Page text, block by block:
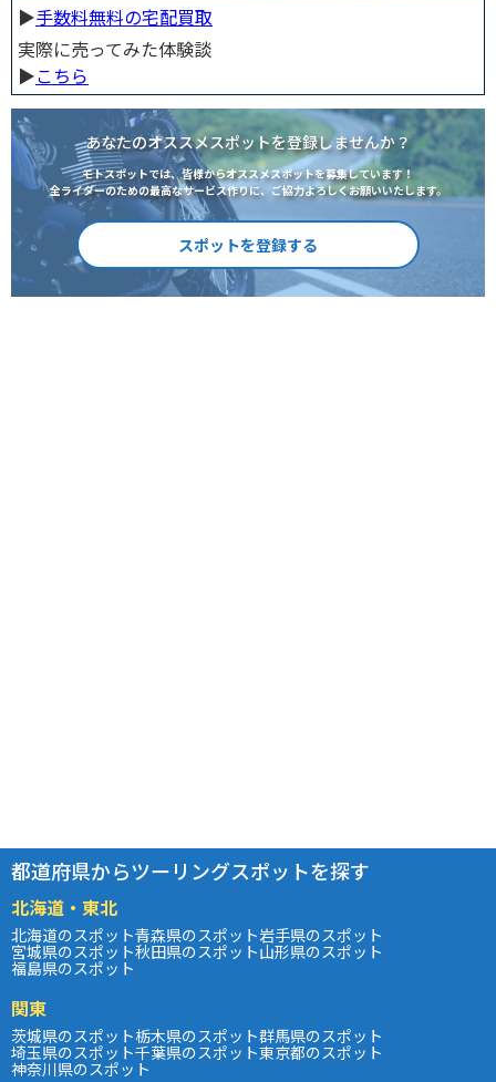
▶︎手数料無料の宅配買取
実際に売ってみた体験談
▶︎こちら
あなたのオススメスポットを登録しませんか？
モトスポットでは、皆様からオススメスポットを募集しています！
全ライダーのための最高なサービス作りに、ご協力よろしくお願いいたします。
スポットを登録する
都道府県からツーリングスポットを探す
北海道・東北
北海道のスポット青森県のスポット岩手県のスポット
宮城県のスポット秋田県のスポット山形県のスポット
福島県のスポット
関東
茨城県のスポット栃木県のスポット群馬県のスポット
埼玉県のスポット千葉県のスポット東京都のスポット
神奈川県のスポット